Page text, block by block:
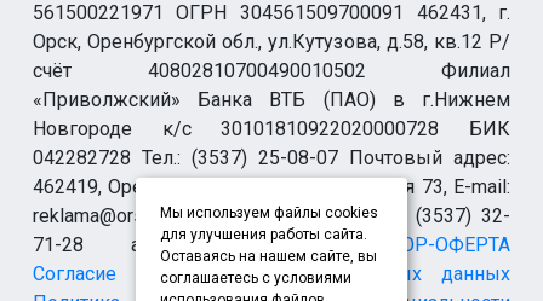
561500221971 ОГРН 304561509700091 462431, г.
Орск, Оренбургской обл., ул.Кутузова, д.58, кв.12 Р/
счёт 40802810700490010502 Филиал
«Приволжский» Банка ВТБ (ПАО) в г.Нижнем
Новгороде к/с 30101810922020000728 БИК
042282728 Тел.: (3537) 25-08-07 Почтовый адрес:
462419, Оренбургская обл., г. Орск-19 а/я 73, E-mail:
reklama@orsk.ru ТЕЛЕФОН МОДЕРАЦИИ (3537) 32-
71-28 allsupport@orsk.ruДОГОВОР-ОФЕРТА
Согласие на обработку персональных данных
Мы используем файлы cookies
для улучшения работы сайта.
Оставаясь на нашем сайте, вы
соглашаетесь с условиями